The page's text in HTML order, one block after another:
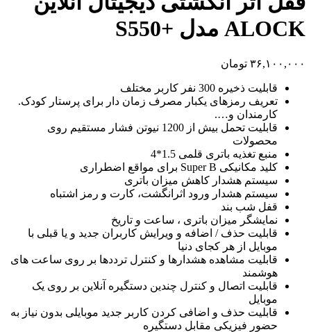
ALOCK مدل +S550
۳۶,۱۰۰,۰۰۰ تومان
قابلیت ذخیره 300 نفر کاربر مختلف
تعریف رمزهای یکبار مصرف زمان دار برای پرستار کودک.
کارمندان و….
قابلیت تحمل بیش از 1200 نیوتن فشار مستقیم روی
محصولات
منبع تغذیه باتری قلمی 1.5*4
کلید مکانیکی Super B برای مواقع اضطراری
سیستم هشدار کاهش میزان باتری
سیستم هشدار ورود اثرانگشت، کارت و رمز اشتباه
قفل شب بند
نمایشگر میزان باتری ، ساعت و تاریخ
قابلیت حذف / اضافه و ویرایش کاربران جدید و یا قبلی با
موبایل از هر کجای دنیا
قابلیت مشاهده هشدارها و کنترل ترددها بر روی ساعت های
هوشمند
قابلیت اتصال و کنترل چندین دستگیره آنلاین بر روی یک
موبایل
قابلیت حذف و اضافی کردن کاربر جدید موبایلی بدون نیاز به
حضور فیزیکی مقابل دستگیره